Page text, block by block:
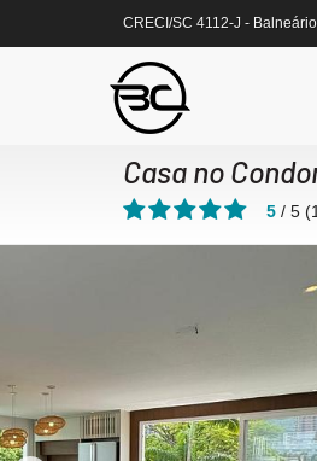
CRECI/SC 4112-J -
Casa no
5 / 5 (1